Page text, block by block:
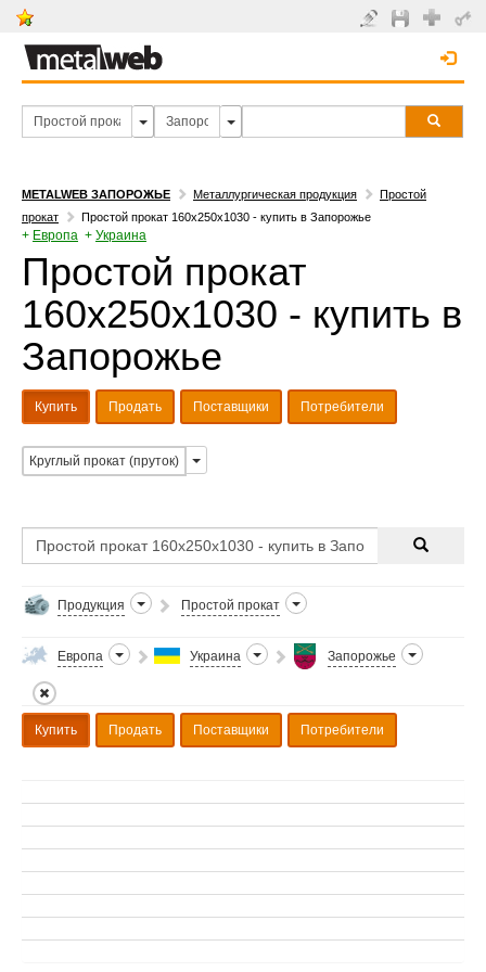
METALWEB ЗАПОРОЖЬЕ Металлургическая продукция
Простой
прокат
Простой прокат 160х250х1030 - купить в Запорожье
+ Европа + Украина
Простой прокат
160х250х1030 - купить в
Запорожье
Купить Продать Поставщики Потребители
Круглый прокат (пруток)
Продукция Простой прокат
Европа Украина Запорожье
Купить Продать Поставщики Потребители